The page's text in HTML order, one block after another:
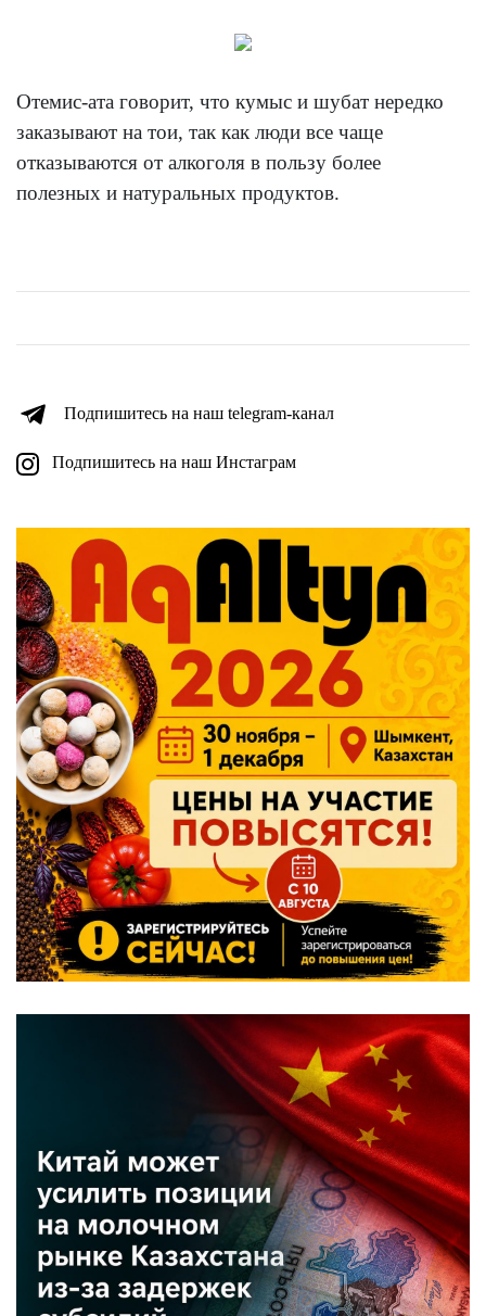
Отемис-ата говорит, что кумыс и шубат нередко
заказывают на тои, так как люди все чаще
отказываются от алкоголя в пользу более
полезных и натуральных продуктов.
Подпишитесь на наш telegram-канал
Подпишитесь на наш Инстаграм